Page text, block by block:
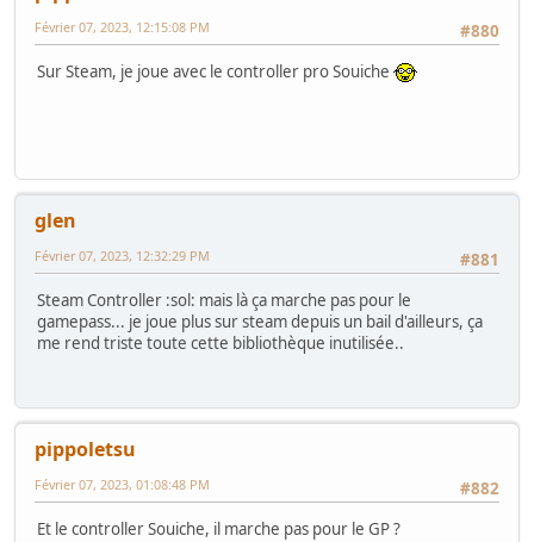
#880
Février 07, 2023, 12:15:08 PM
Sur Steam, je joue avec le controller pro Souiche
glen
#881
Février 07, 2023, 12:32:29 PM
Steam Controller :sol: mais là ça marche pas pour le
gamepass... je joue plus sur steam depuis un bail d'ailleurs, ça
me rend triste toute cette bibliothèque inutilisée..
pippoletsu
#882
Février 07, 2023, 01:08:48 PM
Et le controller Souiche, il marche pas pour le GP ?